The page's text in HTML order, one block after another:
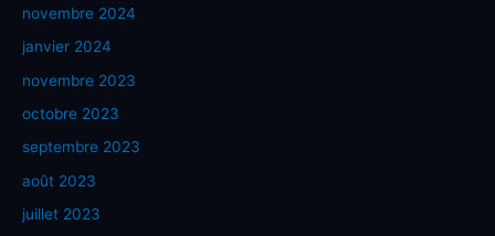
novembre 2024
janvier 2024
novembre 2023
octobre 2023
septembre 2023
août 2023
juillet 2023